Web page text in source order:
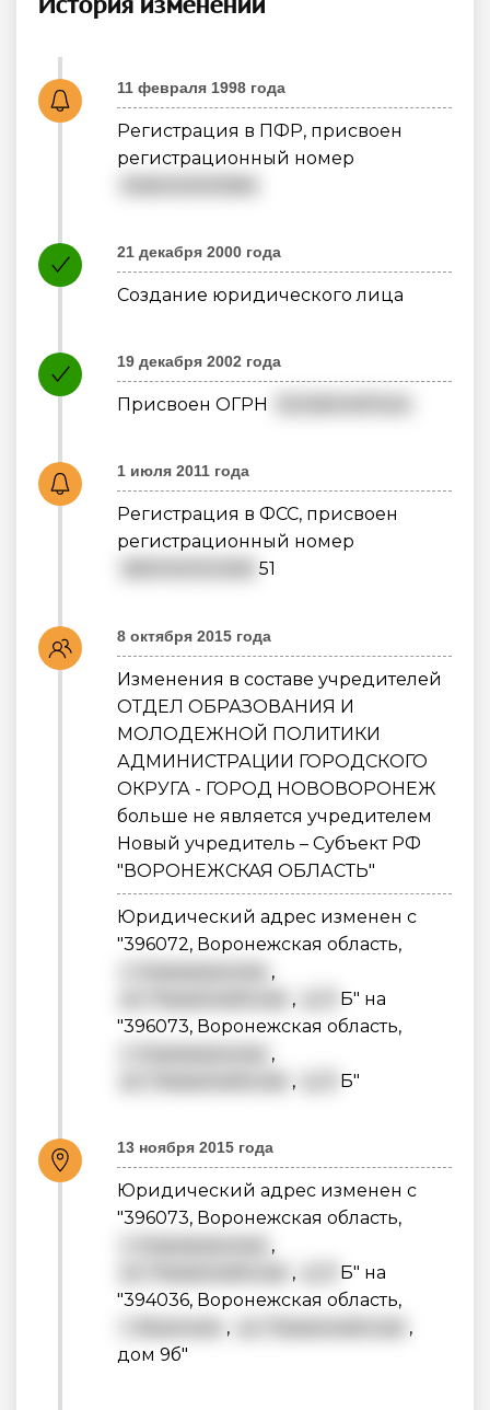
11 февраля 1998 года
Регистрация в ПФР, присвоен
регистрационный номер
21 декабря 2000 года
Создание юридического лица
19 декабря 2002 года
Присвоен ОГРН
1 июля 2011 года
Регистрация в ФСС, присвоен
регистрационный номер
51
8 октября 2015 года
Изменения в составе учредителей
ОТДЕЛ ОБРАЗОВАНИЯ И
МОЛОДЕЖНОЙ ПОЛИТИКИ
АДМИНИСТРАЦИИ ГОРОДСКОГО
ОКРУГА - ГОРОД НОВОВОРОНЕЖ
больше не является учредителем
Новый учредитель – Субъект РФ
"ВОРОНЕЖСКАЯ ОБЛАСТЬ"
Юридический адрес изменен с
"396072, Воронежская область,
,
,
Б" на
"396073, Воронежская область,
,
, Б"
13 ноября 2015 года
Юридический адрес изменен с
"396073, Воронежская область,
,
,
Б" на
"394036, Воронежская область,
,
,
дом 9б"